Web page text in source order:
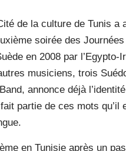
de la culture de Tunis a
soirée des
en 2008 par
musiciens, trois
annonce déjà
partie de ces mots qu’il
en Tunisie après un